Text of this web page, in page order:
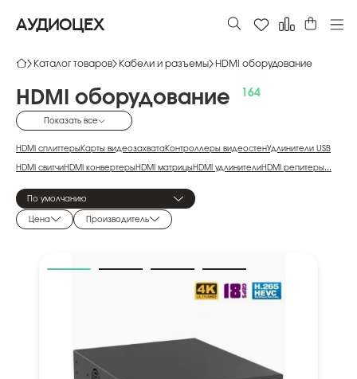
АУДИОЦЕХ
Каталог товаров Кабели и разъемы HDMI оборудование
HDMI оборудование
Показать все
HDMI сплиттерыКарты видеозахватаКонтроллеры видеостенУдлинители USB
HDMI свитчиHDMI конвертерыHDMI матрицыHDMI удлинителиHDMI репитеры...
Устройства диагностики HDMIHDMI адаптеры
Цена Производитель
По умолчанию